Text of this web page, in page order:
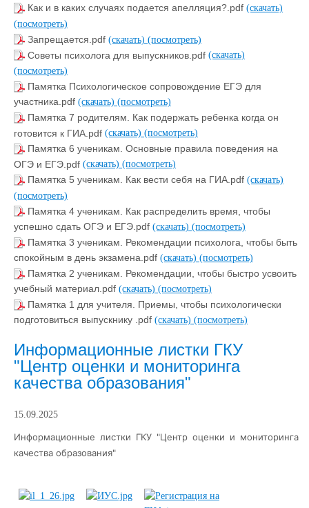
Как и в каких случаях подается апелляция?.pdf (скачать)
(посмотреть)
Запрещается.pdf (скачать) (посмотреть)
Советы психолога для выпускников.pdf (скачать)
(посмотреть)
Памятка Психологическое сопровождение ЕГЭ для
участника.pdf (скачать) (посмотреть)
Памятка 7 родителям. Как подержать ребенка когда он
готовится к ГИА.pdf (скачать) (посмотреть)
Памятка 6 ученикам. Основные правила поведения на
ОГЭ и ЕГЭ.pdf (скачать) (посмотреть)
Памятка 5 ученикам. Как вести себя на ГИА.pdf (скачать)
(посмотреть)
Памятка 4 ученикам. Как распределить время, чтобы
успешно сдать ОГЭ и ЕГЭ.pdf (скачать) (посмотреть)
Памятка 3 ученикам. Рекомендации психолога, чтобы быть
спокойным в день экзамена.pdf (скачать) (посмотреть)
Памятка 2 ученикам. Рекомендации, чтобы быстро усвоить
учебный материал.pdf (скачать) (посмотреть)
Памятка 1 для учителя. Приемы, чтобы психологически
подготовиться выпускнику .pdf (скачать) (посмотреть)
Информационные листки ГКУ
"Центр оценки и мониторинга
качества образования"
15.09.2025
Информационные листки ГКУ "Центр оценки и мониторинга
качества образования"